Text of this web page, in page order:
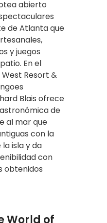
abierto
de Atlanta que
y juegos
En el
Resort &
Blais ofrece
de
al mar que
con la
isla y da
con
obtenidos
World of